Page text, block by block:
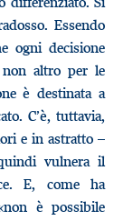
Essendo
ogni decisione
altro per le
è destinata a
C’è, tuttavia,
e in astratto –
vulnera il
E, come ha
è possibile